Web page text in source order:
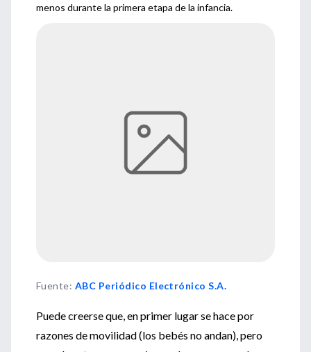
menos durante la primera etapa de la infancia.
Fuente: ABC Periódico Electrónico S.A.
Puede creerse que, en primer lugar se hace por
razones de movilidad (los bebés no andan), pero